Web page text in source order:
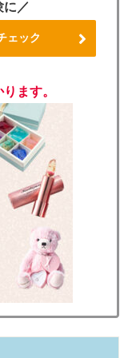
に／
ェック
ます。